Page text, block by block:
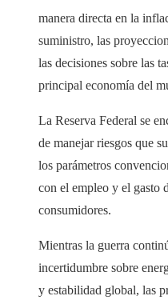
manera directa en la
suministro, las
las decisiones sobre las
principal economía del
La Reserva Federal se
de manejar riesgos que
los parámetros
con el empleo y el gasto
consumidores.
Mientras la guerra
incertidumbre sobre
y estabilidad global, las